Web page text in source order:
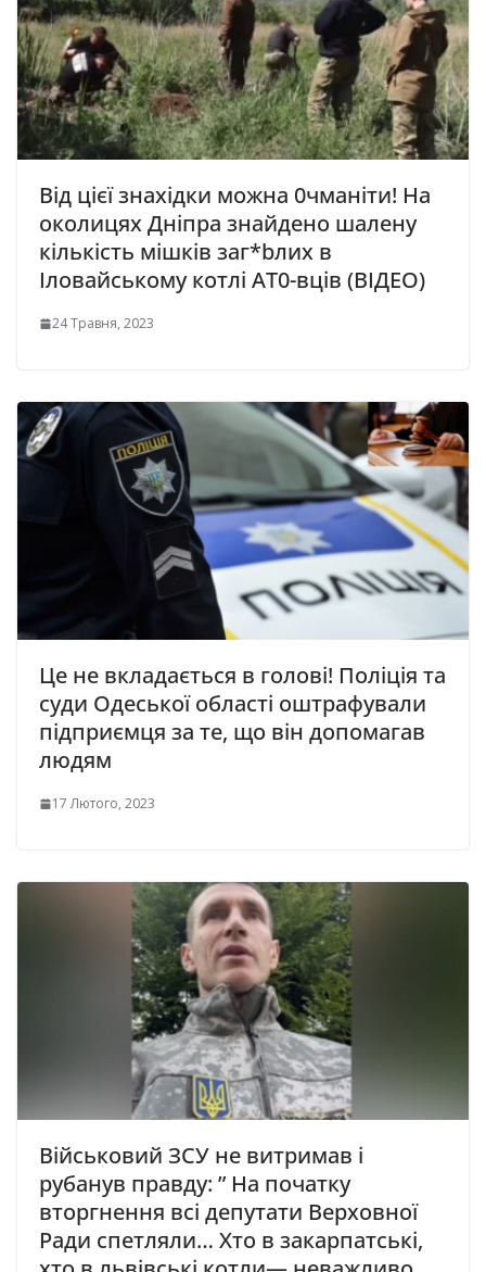
Від цієї знахідки можна 0чманіти! На
околицях Дніпра знайдено шалену
кількість мiшкiв заг*bлих в
Ілoвaйcькoмy кoтлi AТ0-вцiв (ВІДЕО)
24 Травня, 2023
Це не вкладається в голові! Поліція та
суди Одеської області оштpафували
підприємця за те, що він допoмагав
людям
17 Лютого, 2023
Військовий ЗСУ не витримав і
рубанув правду: ” На початку
вторгнення всі депутати Верховної
Ради спетляли… Хто в закарпатські,